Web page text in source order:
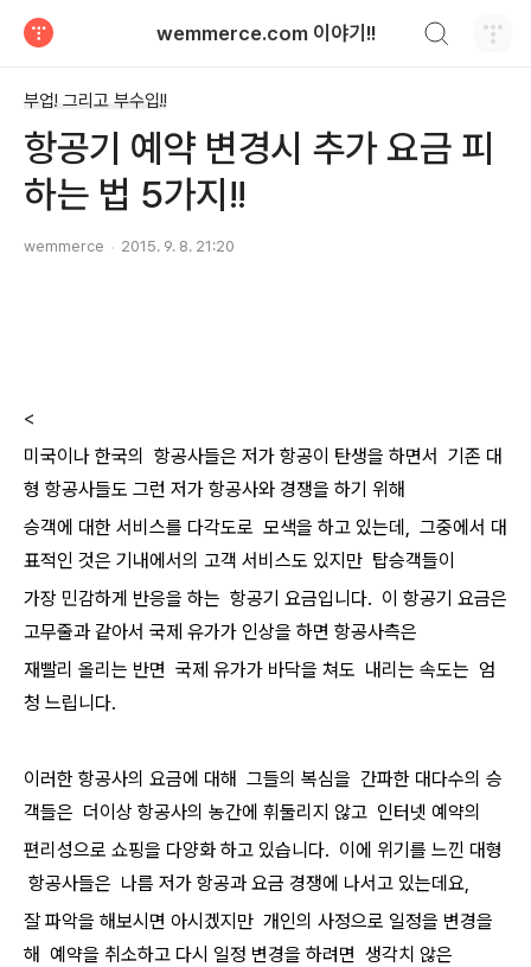
wemmerce.com 이야기!!
부업! 그리고 부수입!!
항공기 예약 변경시 추가 요금 피
하는 법 5가지!!
wemmerce 2015. 9. 8. 21:20
<
미국이나 한국의 항공사들은 저가 항공이 탄생을 하면서 기존 대
형 항공사들도 그런 저가 항공사와 경쟁을 하기 위해
승객에 대한 서비스를 다각도로 모색을 하고 있는데, 그중에서 대
표적인 것은 기내에서의 고객 서비스도 있지만 탑승객들이
가장 민감하게 반응을 하는 항공기 요금입니다. 이 항공기 요금은
고무줄과 같아서 국제 유가가 인상을 하면 항공사측은
재빨리 올리는 반면 국제 유가가 바닥을 쳐도 내리는 속도는 엄
청 느립니다.
이러한 항공사의 요금에 대해 그들의 복심을 간파한 대다수의 승
객들은 더이상 항공사의 농간에 휘둘리지 않고 인터넷 예약의
편리성으로 쇼핑을 다양화 하고 있습니다. 이에 위기를 느낀 대형
항공사들은 나름 저가 항공과 요금 경쟁에 나서고 있는데요,
잘 파악을 해보시면 아시겠지만 개인의 사정으로 일정을 변경을
해 예약을 취소하고 다시 일정 변경을 하려면 생각치 않은